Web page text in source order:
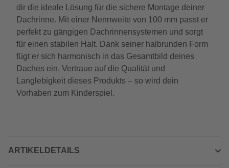
dir die ideale Lösung für die sichere Montage deiner
Dachrinne. Mit einer Nennweite von 100 mm passt er
perfekt zu gängigen Dachrinnensystemen und sorgt
für einen stabilen Halt. Dank seiner halbrunden Form
fügt er sich harmonisch in das Gesamtbild deines
Daches ein. Vertraue auf die Qualität und
Langlebigkeit dieses Produkts – so wird dein
Vorhaben zum Kinderspiel.
ARTIKELDETAILS